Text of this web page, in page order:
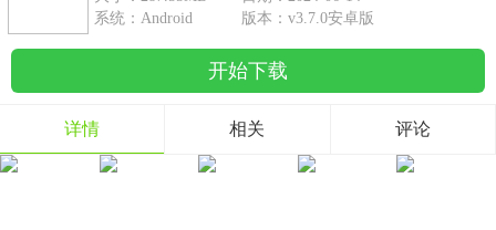
462款游戏
122款游戏
1642款游戏
动作射击
351款游戏
69款游戏
经营养成
冒险解谜
系统：Android
版本：v3.7.0安卓版
开始下载
详情 相关 评论